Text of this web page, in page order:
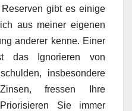
gibt es einige
aus meiner eigenen
anderer kenne. Einer
das Ignorieren von
insbesondere
fressen Ihre
Sie immer